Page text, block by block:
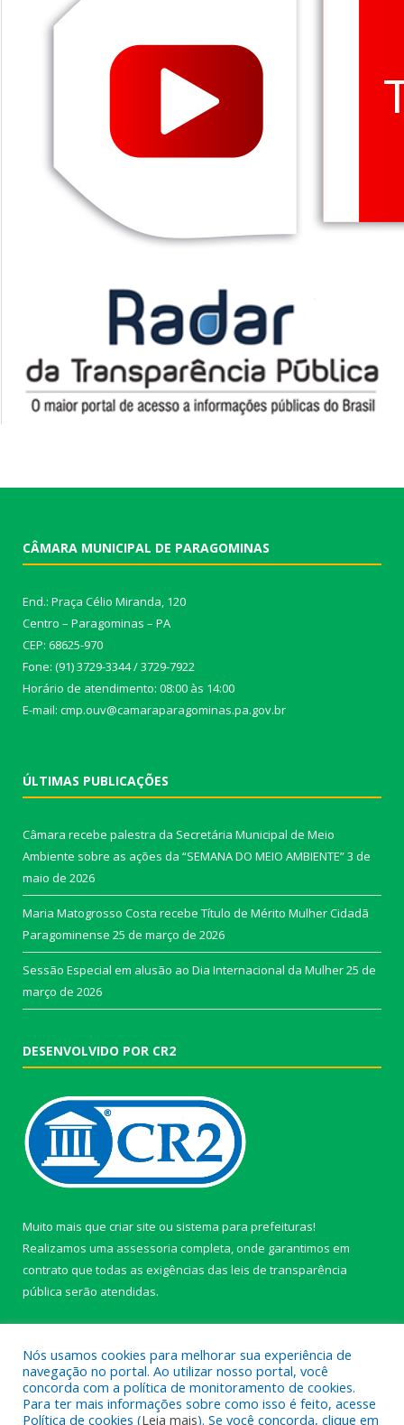
CÂMARA MUNICIPAL DE PARAGOMINAS
End.: Praça Célio Miranda, 120
Centro – Paragominas – PA
CEP: 68625-970
Fone: (91) 3729-3344 / 3729-7922
Horário de atendimento: 08:00 às 14:00
E-mail: cmp.ouv@camaraparagominas.pa.gov.br
ÚLTIMAS PUBLICAÇÕES
Câmara recebe palestra da Secretária Municipal de Meio
Ambiente sobre as ações da “SEMANA DO MEIO AMBIENTE”3 de
maio de 2026
Maria Matogrosso Costa recebe Título de Mérito Mulher Cidadã
Paragominense 25 de março de 2026
Sessão Especial em alusão ao Dia Internacional da Mulher25 de
março de 2026
DESENVOLVIDO POR CR2
Muito mais que criar site ou sistema para prefeituras!
Realizamos uma assessoria completa, onde garantimos em
contrato que todas as exigências das leis de transparência
pública serão atendidas.
Nós usamos cookies para melhorar sua experiência de
navegação no portal. Ao utilizar nosso portal, você
concorda com a política de monitoramento de cookies.
Para ter mais informações sobre como isso é feito, acesse
Política de cookies (Leia mais). Se você concorda, clique em